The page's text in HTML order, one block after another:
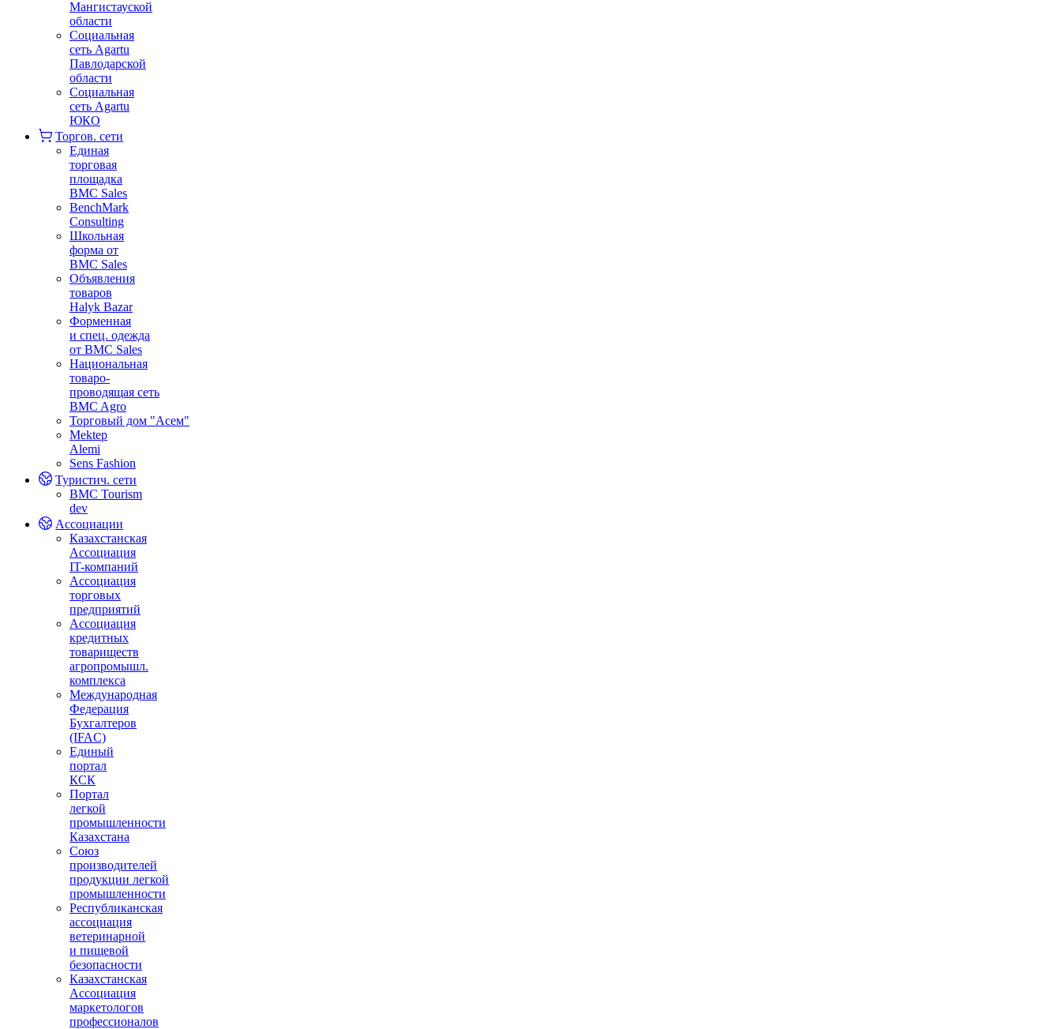
Мангистауской
области
Социальная
сеть Agartu
Павлодарской
области
Социальная
сеть Agartu
ЮКО
Торгов. сети
Единая
торговая
площадка
BMC Sales
BenchMark
Consulting
Школьная
форма от
BMC Sales
Объявления
товаров
Halyk Bazar
Форменная
и спец. одежда
от BMC Sales
Национальная
товаро-
проводящая сеть
BMC Agro
Торговый дом "Асем"
Mektep
Alemi
Sens Fashion
Туристич. сети
BMC Tourism
dev
Ассоциации
Казахстанская
Ассоциация
IT-компаний
Ассоциация
торговых
предприятий
Ассоциация
кредитных
товариществ
агропромышл.
комплекса
Международная
Федерация
Бухгалтеров
(IFAC)
Единый
портал
КСК
Портал
легкой
промышленности
Казахстана
Союз
производителей
продукции легкой
промышленности
Республиканская
ассоциация
ветеринарной
и пищевой
безопасности
Казахстанская
Ассоциация
маркетологов
профессионалов